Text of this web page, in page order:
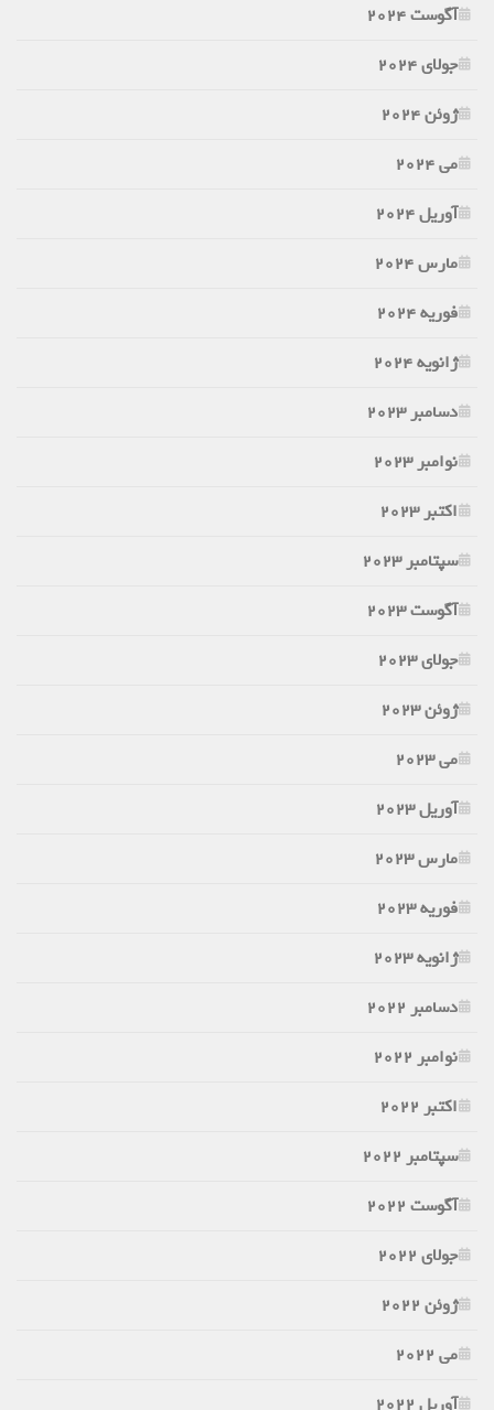
آگوست 2024
جولای 2024
ژوئن 2024
می 2024
آوریل 2024
مارس 2024
فوریه 2024
ژانویه 2024
دسامبر 2023
نوامبر 2023
اکتبر 2023
سپتامبر 2023
آگوست 2023
جولای 2023
ژوئن 2023
می 2023
آوریل 2023
مارس 2023
فوریه 2023
ژانویه 2023
دسامبر 2022
نوامبر 2022
اکتبر 2022
سپتامبر 2022
آگوست 2022
جولای 2022
ژوئن 2022
می 2022